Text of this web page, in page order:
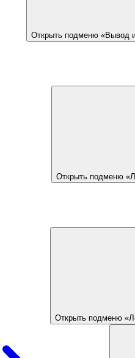
Открыть подменю «Вывод
Открыть подменю
Открыть подменю